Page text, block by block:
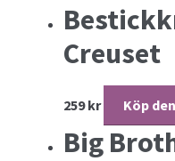
Creuset
259kr Köp
Big